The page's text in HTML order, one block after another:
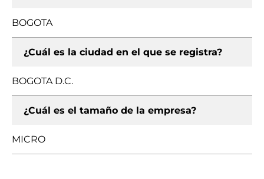
BOGOTA
¿Cuál es la ciudad en el que se registra?
BOGOTA D.C.
¿Cuál es el tamaño de la empresa?
MICRO